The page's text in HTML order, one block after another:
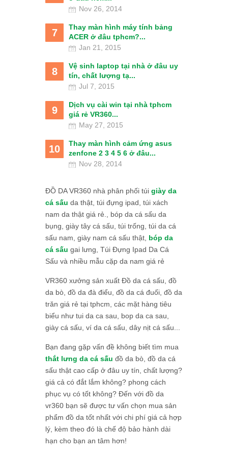
Nov 26, 2014
7
Thay màn hình máy tính bảng
ACER ở đâu tphcm?...
Jan 21, 2015
8
Vệ sinh laptop tại nhà ở đâu uy
tín, chất lượng tạ...
Jul 7, 2015
9
Dịch vụ cài win tại nhà tphcm
giá rẻ VR360...
May 27, 2015
10
Thay màn hình cảm ứng asus
zenfone 2 3 4 5 6 ở đâu...
Nov 28, 2014
ĐỒ DA VR360 nhà phân phối túi giày da
cá sấu da thật, túi đựng ipad, túi xách
nam da thật giá rẻ., bóp da cá sấu da
bụng, giày tây cá sấu, túi trống, túi da cá
sấu nam, giày nam cá sấu thật, bóp da
cá sấu gai lưng, Túi Đựng Ipad Da Cá
Sấu và nhiều mẫu cặp da nam giá rẻ
VR360 xưởng sản xuất Đồ da cá sấu, đồ
da bò, đồ da đà điểu, đồ da cá đuối, đồ da
trăn giá rẻ tại tphcm, các mặt hàng tiêu
biểu như tui da ca sau, bop da ca sau,
giày cá sấu, ví da cá sấu, dây nịt cá sấu...
Bạn đang gặp vấn đề không biết tìm mua
thắt lưng da cá sấu đồ da bò, đồ da cá
sấu thật cao cấp ở đâu uy tín, chất lượng?
giá cả có đắt lắm không? phong cách
phục vụ có tốt không? Đến với đồ da
vr360 bạn sẽ được tư vấn chọn mua sản
phẩm đồ da tốt nhất với chi phí giá cả hợp
lý, kèm theo đó là chế độ bảo hành dài
hạn cho bạn an tâm hơn!